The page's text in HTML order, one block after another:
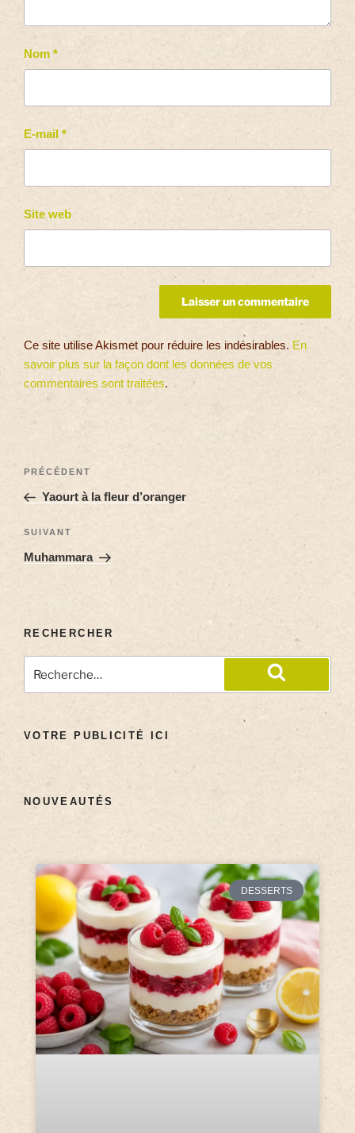
Nom *
E-mail *
Site web
Ce site utilise Akismet pour réduire les indésirables. En
savoir plus sur la façon dont les données de vos
commentaires sont traitées.
PRÉCÉDENT
Yaourt à la fleur d’oranger
SUIVANT
Muhammara
RECHERCHER
VOTRE PUBLICITÉ ICI
NOUVEAUTÉS
DESSERTS